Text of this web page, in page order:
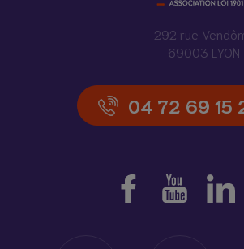
292 rue
69003 LYON
04 72 69 15